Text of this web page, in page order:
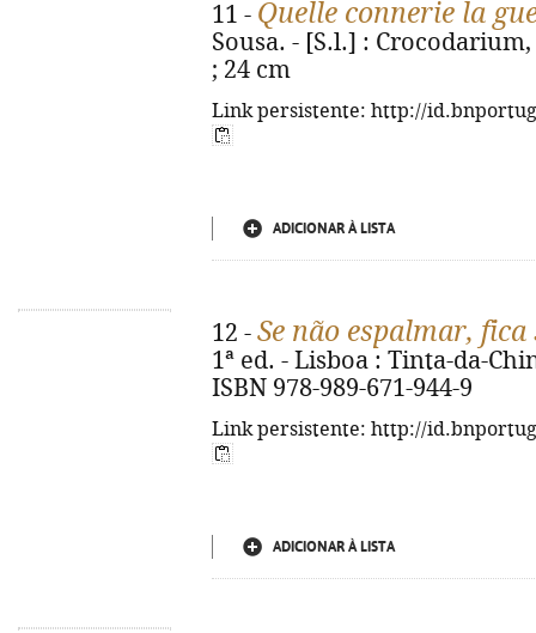
11 - Quelle connerie la
Sousa. - [S.l.] :
; 24 cm
Link persistente: http://
ADICIONAR À LISTA
12 - Se não espalmar, fica
1ª ed. - Lisboa : Tinta-da-
ISBN 978-989-671-944-9
Link persistente: http://
ADICIONAR À LISTA